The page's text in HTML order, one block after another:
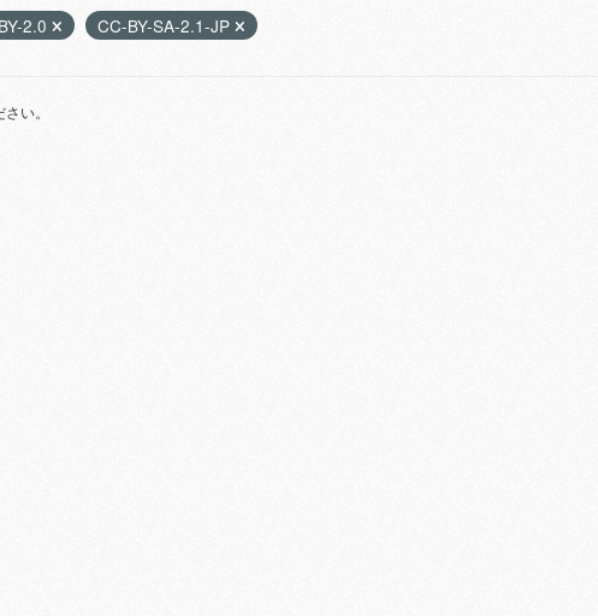
2.0 CC-BY-SA-2.1-JP
い。